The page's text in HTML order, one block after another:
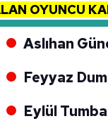
OYUNCU
Aslıhan
Feyyaz
Eylül